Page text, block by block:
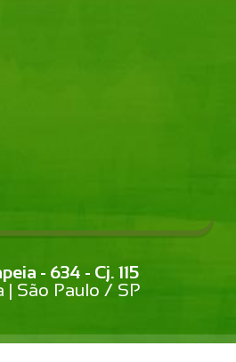
- 634 - Cj. 115
| São Paulo / SP